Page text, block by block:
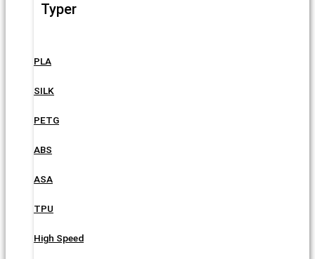
Typer
PLA
SILK
PETG
ABS
ASA
TPU
High Speed